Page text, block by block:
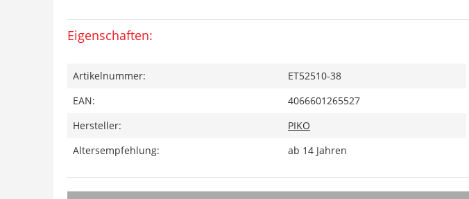
Eigenschaften:
Artikelnummer:
ET52510-38
EAN:
4066601265527
Hersteller:
PIKO
Altersempfehlung:
ab 14 Jahren